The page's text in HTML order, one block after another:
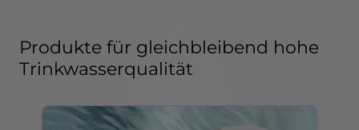
Produkte für gleichbleibend hohe
Trinkwasserqualität